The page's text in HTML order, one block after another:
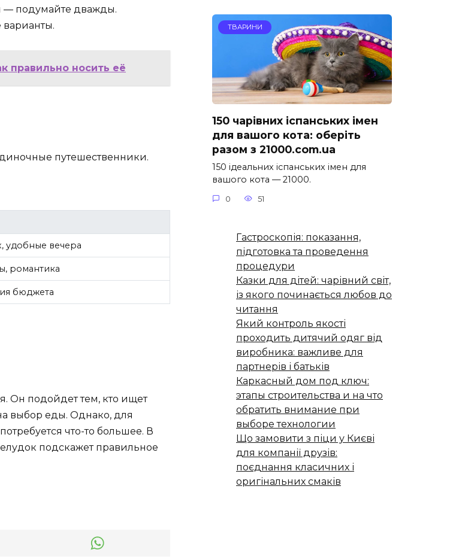
— подумайте дважды.
варианты.
правильно носить её
путешественники.
удобные вечера
романтика
бюджета
Он подойдет тем, кто ищет
выбор еды. Однако, для
что-то большее. В
подскажет правильное
ТВАРИНИ
150 чарівних іспанських імен
для вашого кота: оберіть
разом з 21000.com.ua
150 ідеальних іспанських імен для
вашого кота — 21000.
0 51
Гастроскопія: показання,
підготовка та проведення
процедури
Казки для дітей: чарівний світ,
із якого починається любов до
читання
Який контроль якості
проходить дитячий одяг від
виробника: важливе для
партнерів і батьків
Каркасный дом под ключ:
этапы строительства и на что
обратить внимание при
выборе технологии
Що замовити з піци у Києві
для компанії друзів:
поєднання класичних і
оригінальних смаків